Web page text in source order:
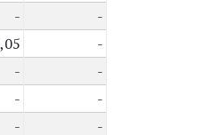
-
-
-
-
-
-
-
-
-